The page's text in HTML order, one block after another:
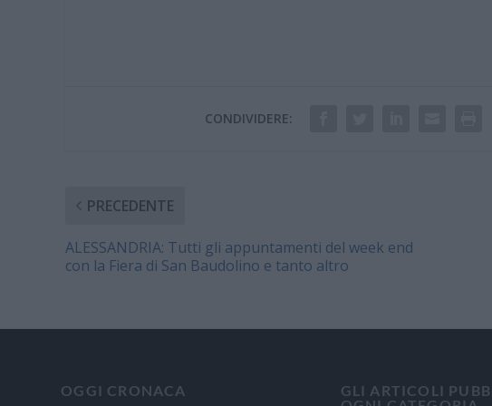
CONDIVIDERE:
PRECEDENTE
ALESSANDRIA: Tutti gli appuntamenti del week end
con la Fiera di San Baudolino e tanto altro
OGGI CRONACA
GLI ARTICOLI